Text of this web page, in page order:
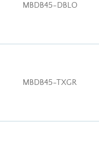
MBDB45-DBLO
MBDB45-TXGR